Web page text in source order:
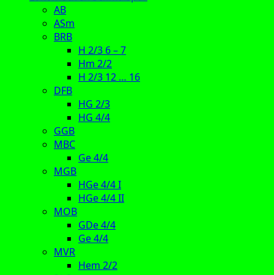
AB
ASm
BRB
H 2/3 6 – 7
Hm 2/2
H 2/3 12 … 16
DFB
HG 2/3
HG 4/4
GGB
MBC
Ge 4/4
MGB
HGe 4/4 I
HGe 4/4 II
MOB
GDe 4/4
Ge 4/4
MVR
Hem 2/2